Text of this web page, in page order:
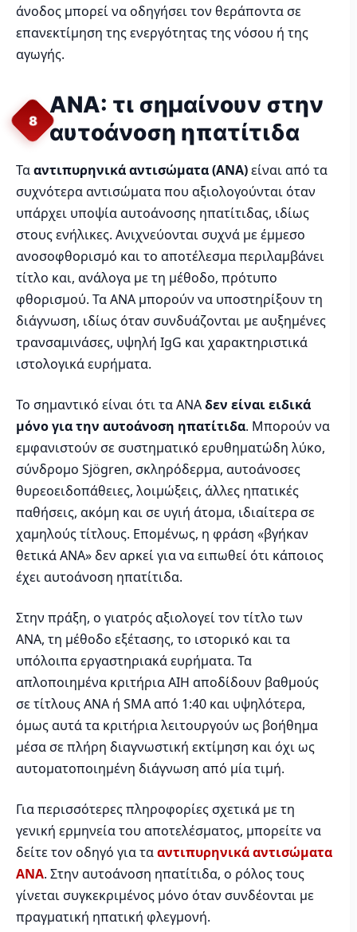
άνοδος μπορεί να οδηγήσει τον θεράποντα σε
επανεκτίμηση της ενεργότητας της νόσου ή της
αγωγής.
8
ANA: τι σημαίνουν στην
αυτοάνοση ηπατίτιδα
Τααντιπυρηνικά αντισώματα (ANA)είναι από τα
συχνότερα αντισώματα που αξιολογούνται όταν
υπάρχει υποψία αυτοάνοσης ηπατίτιδας, ιδίως
στους ενήλικες. Ανιχνεύονται συχνά με έμμεσο
ανοσοφθορισμό και το αποτέλεσμα περιλαμβάνει
τίτλο και, ανάλογα με τη μέθοδο, πρότυπο
φθορισμού. Τα ANA μπορούν να υποστηρίξουν τη
διάγνωση, ιδίως όταν συνδυάζονται με αυξημένες
τρανσαμινάσες, υψηλή IgG και χαρακτηριστικά
ιστολογικά ευρήματα.
Το σημαντικό είναι ότι τα ANAδεν είναι ειδικά
μόνο για την αυτοάνοση ηπατίτιδα. Μπορούν να
εμφανιστούν σε συστηματικό ερυθηματώδη λύκο,
σύνδρομο Sjögren, σκληρόδερμα, αυτοάνοσες
θυρεοειδοπάθειες, λοιμώξεις, άλλες ηπατικές
παθήσεις, ακόμη και σε υγιή άτομα, ιδιαίτερα σε
χαμηλούς τίτλους. Επομένως, η φράση «βγήκαν
θετικά ANA» δεν αρκεί για να ειπωθεί ότι κάποιος
έχει αυτοάνοση ηπατίτιδα.
Στην πράξη, ο γιατρός αξιολογεί τον τίτλο των
ANA, τη μέθοδο εξέτασης, το ιστορικό και τα
υπόλοιπα εργαστηριακά ευρήματα. Τα
απλοποιημένα κριτήρια AIH αποδίδουν βαθμούς
σε τίτλους ANA ή SMA από 1:40 και υψηλότερα,
όμως αυτά τα κριτήρια λειτουργούν ως βοήθημα
μέσα σε πλήρη διαγνωστική εκτίμηση και όχι ως
αυτοματοποιημένη διάγνωση από μία τιμή.
Για περισσότερες πληροφορίες σχετικά με τη
γενική ερμηνεία του αποτελέσματος, μπορείτε να
δείτε τον οδηγό για τααντιπυρηνικά αντισώματα
ANA. Στην αυτοάνοση ηπατίτιδα, ο ρόλος τους
γίνεται συγκεκριμένος μόνο όταν συνδέονται με
πραγματική ηπατική φλεγμονή.